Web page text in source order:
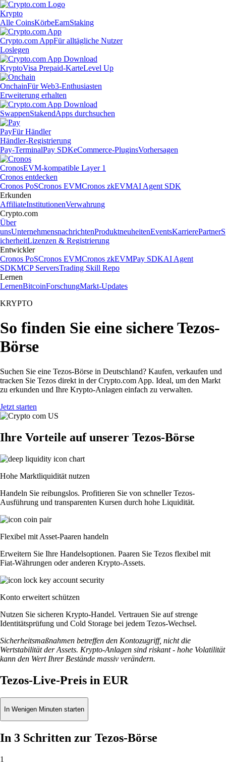
Krypto
Alle CoinsKörbeEarnStaking
Crypto.com AppFür alltägliche Nutzer
Loslegen
KryptoVisa Prepaid-KarteLevel Up
OnchainFür Web3-Enthusiasten
Erweiterung erhalten
SwappenStakendApps durchsuchen
PayFür Händler
Händler-Registrierung
Pay-TerminalPay SDKeCommerce-PluginsVorhersagen
CronosEVM-kompatible Layer 1
Cronos entdecken
Cronos PoSCronos EVMCronos zkEVMAI Agent SDK
Erkunden
AffiliateInstitutionenVerwahrung
Crypto.com
Über
unsUnternehmensnachrichtenProduktneuheitenEventsKarrierePartnerS
icherheitLizenzen & Registrierung
Entwickler
Cronos PoSCronos EVMCronos zkEVMPay SDKAI Agent
SDKMCP ServersTrading Skill Repo
Lernen
LernenBitcoinForschungMarkt-Updates
KRYPTO
So finden Sie eine sichere Tezos-
Börse
Suchen Sie eine Tezos-Börse in Deutschland? Kaufen, verkaufen und
tracken Sie Tezos direkt in der Crypto.com App. Ideal, um den Markt
zu erkunden und Ihre Krypto-Anlagen einfach zu verwalten.
Jetzt starten
Ihre Vorteile auf unserer Tezos-Börse
Hohe Marktliquidität nutzen
Handeln Sie reibungslos. Profitieren Sie von schneller Tezos-
Ausführung und transparenten Kursen durch hohe Liquidität.
Flexibel mit Asset-Paaren handeln
Erweitern Sie Ihre Handelsoptionen. Paaren Sie Tezos flexibel mit
Fiat-Währungen oder anderen Krypto-Assets.
Konto erweitert schützen
Nutzen Sie sicheren Krypto-Handel. Vertrauen Sie auf strenge
Identitätsprüfung und Cold Storage bei jedem Tezos-Wechsel.
Sicherheitsmaßnahmen betreffen den Kontozugriff, nicht die
Wertstabilität der Assets. Krypto-Anlagen sind riskant - hohe Volatilität
kann den Wert Ihrer Bestände massiv verändern.
Tezos-Live-Preis in EUR
In Wenigen Minuten starten
In 3 Schritten zur Tezos-Börse
1